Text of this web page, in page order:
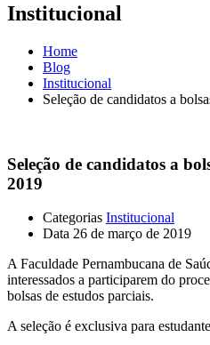
Institucional
Home
Blog
Institucional
Seleção de candidatos a
Seleção de candidatos a
2019
Categorias Institucional
Data 26 de março de 2019
A Faculdade Pernambucana de
interessados a participarem do
bolsas de estudos parciais.
A seleção é exclusiva para